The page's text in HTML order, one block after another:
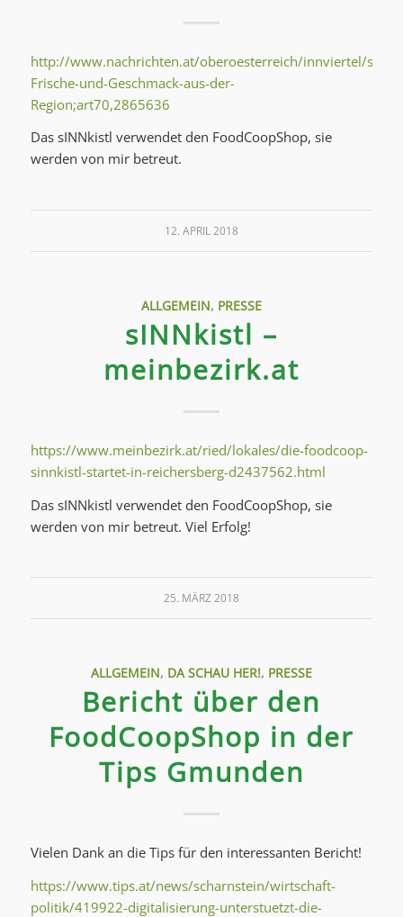
http://www.nachrichten.at/oberoesterreich/innviertel/
Frische-und-Geschmack-aus-der-
Region;art70,2865636
Das sINNkistl verwendet den FoodCoopShop, sie
werden von mir betreut.
12. APRIL 2018
ALLGEMEIN, PRESSE
sINNkistl –
meinbezirk.at
https://www.meinbezirk.at/ried/lokales/die-foodcoop-
sinnkistl-startet-in-reichersberg-d2437562.html
Das sINNkistl verwendet den FoodCoopShop, sie
werden von mir betreut. Viel Erfolg!
25. MÄRZ 2018
ALLGEMEIN, DA SCHAU HER!, PRESSE
Bericht über den
FoodCoopShop in der
Tips Gmunden
Vielen Dank an die Tips für den interessanten Bericht!
https://www.tips.at/news/scharnstein/wirtschaft-
politik/419922-digitalisierung-unterstuetzt-die-